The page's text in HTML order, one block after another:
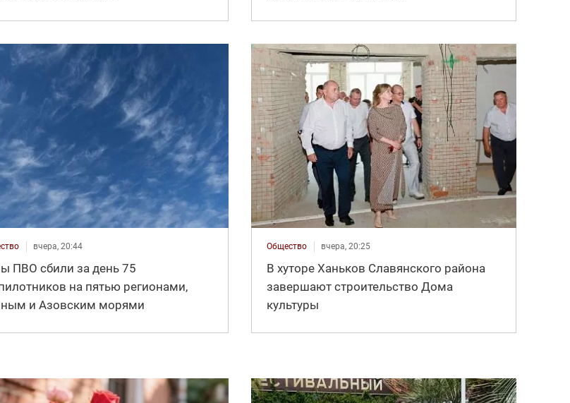
вчера, 20:44
ПВО сбили за день 75
на пятью регионами,
и Азовским морями
Общество вчера, 20:25
В хуторе Ханьков Славянского района
завершают строительство Дома
культуры